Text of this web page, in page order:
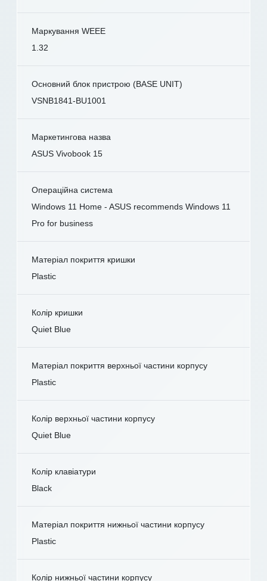
Маркування WEEE
1.32
Основний блок пристрою (BASE UNIT)
VSNB1841-BU1001
Маркетингова назва
ASUS Vivobook 15
Операційна система
Windows 11 Home - ASUS recommends Windows 11
Pro for business
Матеріал покриття кришки
Plastic
Колір кришки
Quiet Blue
Матеріал покриття верхньої частини корпусу
Plastic
Колір верхньої частини корпусу
Quiet Blue
Колір клавіатури
Black
Матеріал покриття нижньої частини корпусу
Plastic
Колір нижньої частини корпусу